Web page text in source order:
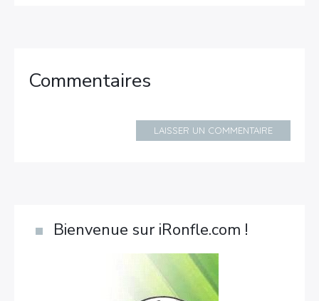
Commentaires
LAISSER UN COMMENTAIRE
Bienvenue sur iRonfle.com !